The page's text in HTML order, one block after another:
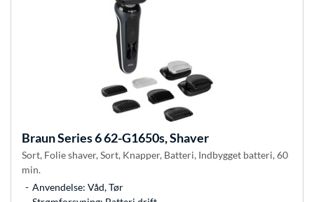
BraunSeries 6 62-G1650s, Shaver
Sort, Folie shaver, Sort, Knapper, Batteri, Indbygget batteri, 60
min.
Anvendelse: Våd, Tør